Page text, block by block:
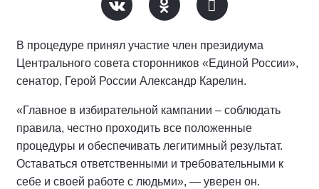
В процедуре принял участие член президиума
Центрального совета сторонников «Единой России»,
сенатор, Герой России Александр Карелин.
«Главное в избирательной кампании – соблюдать
правила, честно проходить все положенные
процедуры и обеспечивать легитимный результат.
Оставаться ответственными и требовательными к
себе и своей работе с людьми», — уверен он.